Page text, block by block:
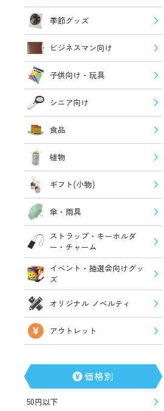
季節グッズ
ビジネスマン向け
子供向け・玩具
シニア向け
食品
植物
ギフト(小物)
傘・雨具
ストラップ・キーホルダ
ー・チャーム
イベント・抽選会向けグッ
ズ
オリジナル ノベルティ
アウトレット
価格別
50円以下